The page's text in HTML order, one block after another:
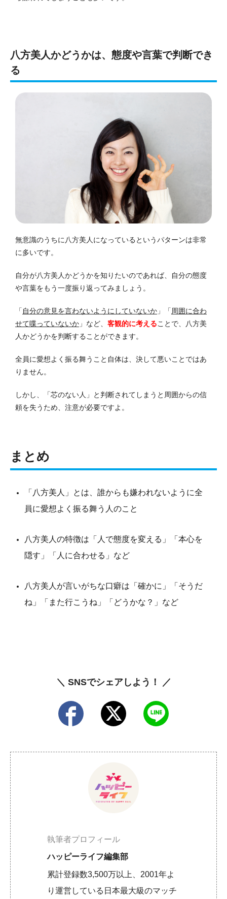
八方美人かどうかは、態度や言葉で判断でき
る
無意識のうちに八方美人になっているというパターンは非常
に多いです。
自分が八方美人かどうかを知りたいのであれば、自分の態度
や言葉をもう一度振り返ってみましょう。
「 自分の意見を言わないようにしていないか 」「周囲に合わ
せて喋っていないか 」など、 客観的に考えることで、八方美
人かどうかを判断することができます。
全員に愛想よく振る舞うこと自体は、決して悪いことではあ
りません。
しかし、「芯のない人」と判断されてしまうと周囲からの信
頼を失うため、注意が必要ですよ。
まとめ
「八方美人」とは、誰からも嫌われないように全
員に愛想よく振る舞う人のこと
八方美人の特徴は「人で態度を変える」「本心を
隠す」「人に合わせる」など
八方美人が言いがちな口癖は「確かに」「そうだ
ね」「また行こうね」「どうかな？」など
＼ SNSでシェアしよう！ ／
執筆者プロフィール
ハッピーライフ編集部
累計登録数3,500万以上、2001年よ
り運営している日本最大級のマッチ